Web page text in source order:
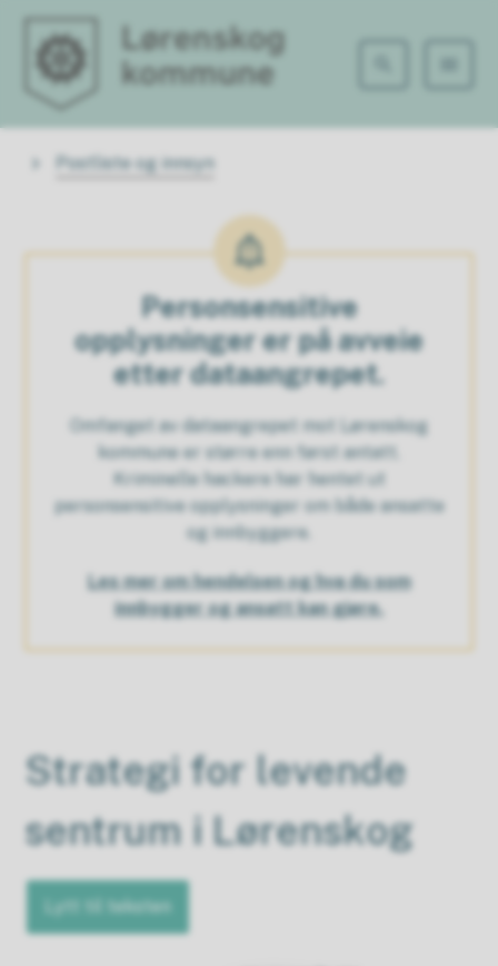
Lørenskog kommune
Du er her:
Postliste og innsyn
Personsensitive
opplysninger er på avveie
etter dataangrepet.
Omfanget av dataangrepet mot Lørenskog
kommune er større enn først antatt.
Kriminelle hackere har hentet ut
personsensitive opplysninger om både ansatte
og innbyggere.
Les mer om hendelsen og hva du som
innbygger og ansatt kan gjøre.
Strategi for levende
sentrum i Lørenskog
Lytt til teksten